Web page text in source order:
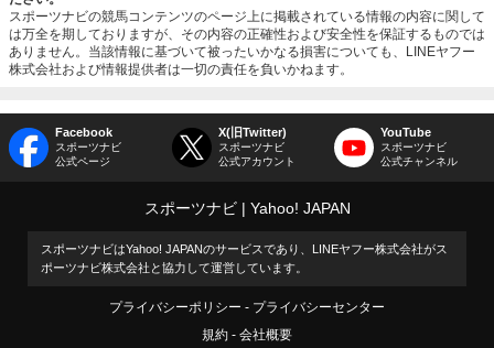
スポーツナビの競馬コンテンツのページ上に掲載されている情報の内容に関して
は万全を期しておりますが、その内容の正確性および安全性を保証するものでは
ありません。当該情報に基づいて被ったいかなる損害についても、LINEヤフー
株式会社および情報提供者は一切の責任を負いかねます。
Facebook
スポーツナビ
公式ページ
X(旧Twitter)
スポーツナビ
公式アカウント
YouTube
スポーツナビ
公式チャンネル
スポーツナビ Yahoo! JAPAN
スポーツナビはYahoo! JAPANのサービスであり、LINEヤフー株式会社がス
ポーツナビ株式会社と協力して運営しています。
プライバシーポリシー
プライバシーセンター
規約
会社概要